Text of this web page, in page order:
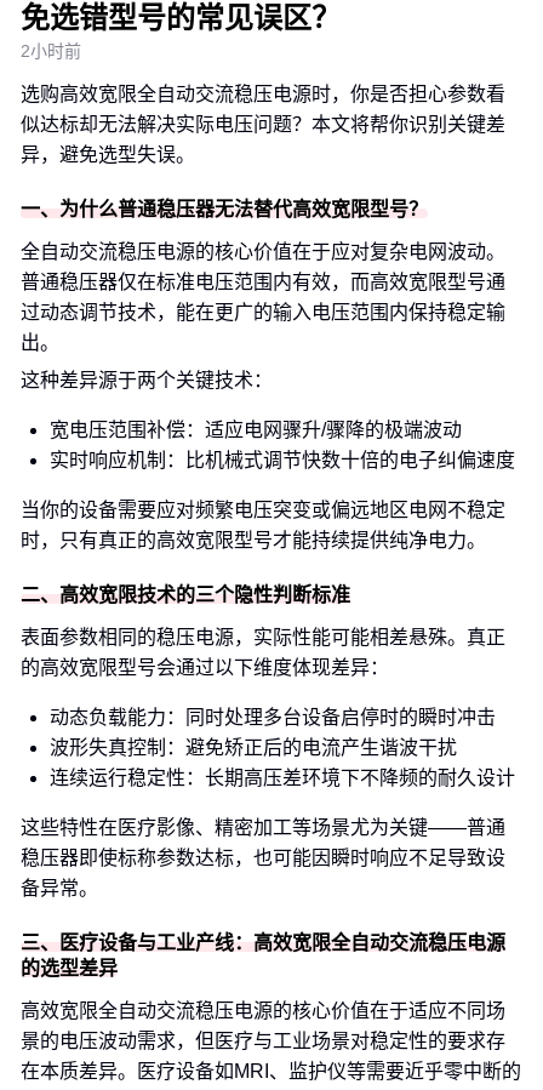
免选错型号的常见误区？
2小时前
选购高效宽限全自动交流稳压电源时，你是否担心参数看
似达标却无法解决实际电压问题？本文将帮你识别关键差
异，避免选型失误。
一、为什么普通稳压器无法替代高效宽限型号？
全自动交流稳压电源的核心价值在于应对复杂电网波动。
普通稳压器仅在标准电压范围内有效，而高效宽限型号通
过动态调节技术，能在更广的输入电压范围内保持稳定输
出。
这种差异源于两个关键技术：
宽电压范围补偿：适应电网骤升/骤降的极端波动
实时响应机制：比机械式调节快数十倍的电子纠偏速度
当你的设备需要应对频繁电压突变或偏远地区电网不稳定
时，只有真正的高效宽限型号才能持续提供纯净电力。
二、高效宽限技术的三个隐性判断标准
表面参数相同的稳压电源，实际性能可能相差悬殊。真正
的高效宽限型号会通过以下维度体现差异：
动态负载能力：同时处理多台设备启停时的瞬时冲击
波形失真控制：避免矫正后的电流产生谐波干扰
连续运行稳定性：长期高压差环境下不降频的耐久设计
这些特性在医疗影像、精密加工等场景尤为关键——普通
稳压器即使标称参数达标，也可能因瞬时响应不足导致设
备异常。
三、医疗设备与工业产线：高效宽限全自动交流稳压电源
的选型差异
高效宽限全自动交流稳压电源的核心价值在于适应不同场
景的电压波动需求，但医疗与工业场景对稳定性的要求存
在本质差异。医疗设备如MRI、监护仪等需要近乎零中断的